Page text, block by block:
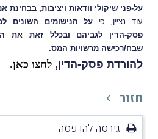
על-פני שיקולי וודאות ויציבות, בבחינת
עוד נציין, כי על הנישומים השונים
פסק-הדין לגביהם ובכלל זאת את
שבח/רכישה מרשויות המס.
להורדת פסק-הדין, לחצו כאן.
חזור
גירסה להדפסה